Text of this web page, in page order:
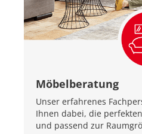
Möbelberatung
Unser erfahrenes
Ihnen dabei, die
und passend zur